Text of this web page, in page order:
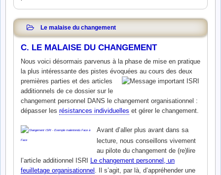
Le malaise du changement
C. LE MALAISE DU CHANGEMENT
Nous voici désormais parvenus à la phase de mise en pratique
la plus intéressante des pistes évoquées au cours des deux
premières parties et des articles
additionnels de ce dossier sur le
changement personnel DANS le changement organisationnel :
dépasser les résistances individuelles et gérer le changement.
Avant d’aller plus avant dans sa
lecture, nous conseillons vivement
au pilote du changement de (re)lire
l’article additionnel ISRI
Le changement personnel, un
feuilletage organisationnel . Il s’agit, par là, d’appréhender une